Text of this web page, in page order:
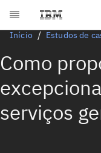
Início Estudos de
Como
serviços